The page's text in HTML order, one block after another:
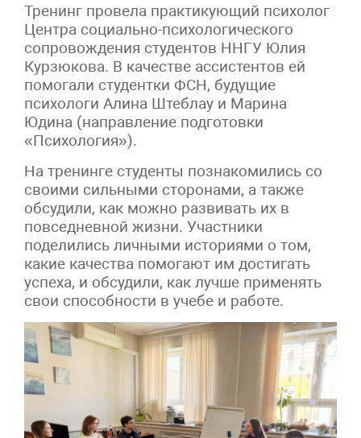
Тренинг провела практикующий психолог
Центра социально-психологического
сопровождения студентов ННГУ Юлия
Курзюкова. В качестве ассистентов ей
помогали студентки ФСН, будущие
психологи Алина Штеблау и Марина
Юдина (направление подготовки
«Психология»).
На тренинге студенты познакомились со
своими сильными сторонами, а также
обсудили, как можно развивать их в
повседневной жизни. Участники
поделились личными историями о том,
какие качества помогают им достигать
успеха, и обсудили, как лучше применять
свои способности в учебе и работе.